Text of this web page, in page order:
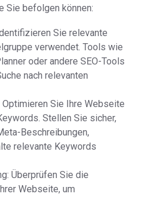
Sie befolgen können:
Sie relevante
verwendet. Tools wie
oder andere SEO-Tools
nach relevanten
Sie Ihre Webseite
Stellen Sie sicher,
Beschreibungen,
relevante Keywords
Überprüfen Sie die
Webseite, um